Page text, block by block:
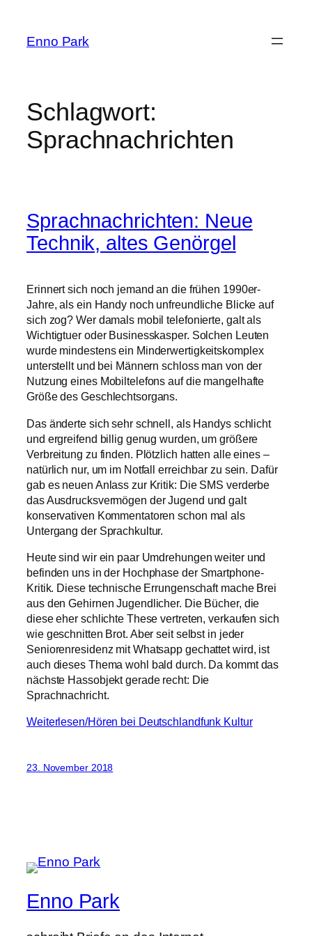
springen
Enno Park
Schlagwort:
Sprachnachrichten
Sprachnachrichten: Neue
Technik, altes Genörgel
Erinnert sich noch jemand an die frühen 1990er-
Jahre, als ein Handy noch unfreundliche Blicke auf
sich zog? Wer damals mobil telefonierte, galt als
Wichtigtuer oder Businesskasper. Solchen Leuten
wurde mindestens ein Minderwertigkeitskomplex
unterstellt und bei Männern schloss man von der
Nutzung eines Mobiltelefons auf die mangelhafte
Größe des Geschlechtsorgans.
Das änderte sich sehr schnell, als Handys schlicht
und ergreifend billig genug wurden, um größere
Verbreitung zu finden. Plötzlich hatten alle eines –
natürlich nur, um im Notfall erreichbar zu sein. Dafür
gab es neuen Anlass zur Kritik: Die SMS verderbe
das Ausdrucksvermögen der Jugend und galt
konservativen Kommentatoren schon mal als
Untergang der Sprachkultur.
Heute sind wir ein paar Umdrehungen weiter und
befinden uns in der Hochphase der Smartphone-
Kritik. Diese technische Errungenschaft mache Brei
aus den Gehirnen Jugendlicher. Die Bücher, die
diese eher schlichte These vertreten, verkaufen sich
wie geschnitten Brot. Aber seit selbst in jeder
Seniorenresidenz mit Whatsapp gechattet wird, ist
auch dieses Thema wohl bald durch. Da kommt das
nächste Hassobjekt gerade recht: Die
Sprachnachricht.
Weiterlesen/Hören bei Deutschlandfunk Kultur
23. November 2018
Enno Park